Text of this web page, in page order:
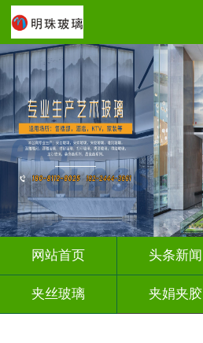
网站首页 头条新闻
夹丝玻璃 夹娟夹胶